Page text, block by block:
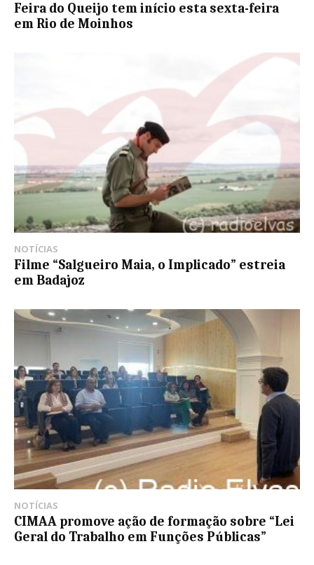
Feira do Queijo tem início esta sexta-feira
em Rio de Moinhos
NOTÍCIAS
Filme “Salgueiro Maia, o Implicado” estreia
em Badajoz
NOTÍCIAS
CIMAA promove ação de formação sobre “Lei
Geral do Trabalho em Funções Públicas”